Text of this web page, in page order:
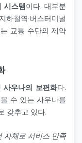
시스템이다. 대부분
철역·버스터미널
교통 수단의 제약
사우나의 보편화다.
수 있는 사우나를
갖추고 있다.
자체로 서비스 만족